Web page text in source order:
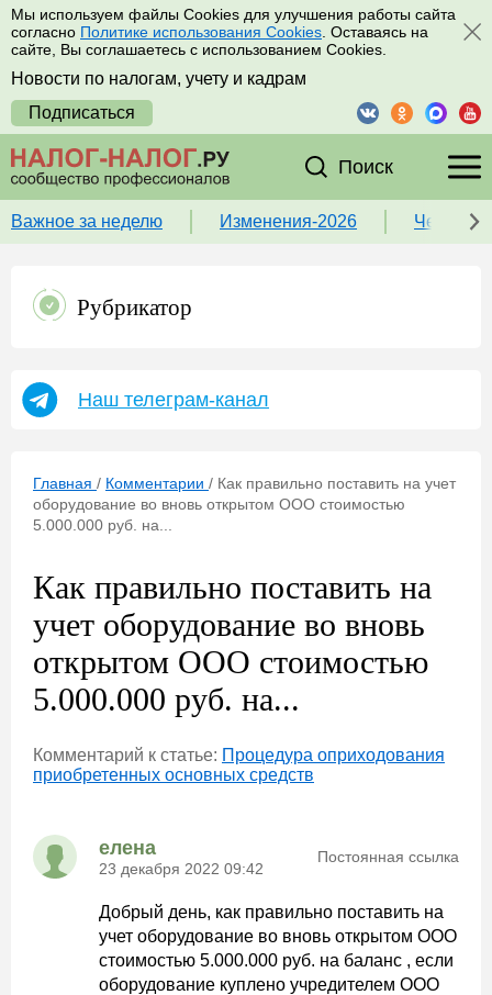
Мы используем файлы Cookies для улучшения работы сайта
согласно Политике использования Cookies . Оставаясь на
сайте, Вы соглашаетесь с использованием Cookies.
Новости по налогам, учету и кадрам
Подписаться
Поиск
Важное за неделю Изменения-2026 Чек-
Рубрикатор
Наш телеграм-канал
Главная / Комментарии / Как правильно поставить на учет
оборудование во вновь открытом ООО стоимостью
5.000.000 руб. на...
Как правильно поставить на
учет оборудование во вновь
открытом ООО стоимостью
5.000.000 руб. на...
Комментарий к статье: Процедура оприходования
приобретенных основных средств
елена
23 декабря 2022 09:42
Постоянная ссылка
Добрый день, как правильно поставить на
учет оборудование во вновь открытом ООО
стоимостью 5.000.000 руб. на баланс , если
оборудование куплено учредителем ООО